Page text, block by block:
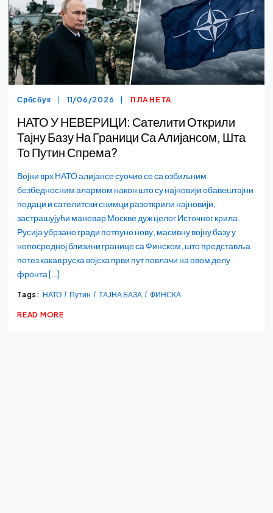
Србсбук 11/06/2026 ПЛАНЕТА
НАТО У НЕВЕРИЦИ: Сателити Открили
Тајну Базу На Граници Са Алијансом, Шта
То Путин Спрема?
Војни врх НАТО алијансе суочио се са озбиљним
безбедносним алармом након што су најновији обавештајни
подаци и сателитски снимци разоткрили најновији,
застрашујући маневар Москве дуж целог Источног крила.
Русија убрзано гради потпуно нову, масивну војну базу у
непосредној близини границе са Финском, што представља
потез какав руска војска први пут повлачи на овом делу
фронта […]
Tags: НАТО Путин ТАЈНА БАЗА ФИНСКА
READ MORE